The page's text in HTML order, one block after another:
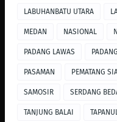
LABUHANBATU UTARA
MEDAN NASIONAL
PADANG LAWAS
PASAMAN PEMATANG
SAMOSIR SERDANG
TANJUNG BALAI